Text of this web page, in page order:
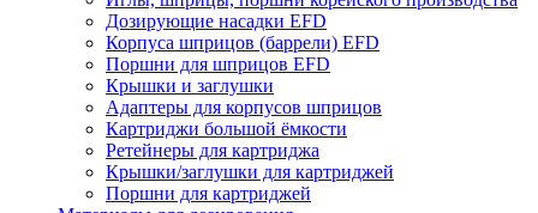
Дозирующие насадки EFD
Корпуса шприцов (баррели) EFD
Поршни для шприцов EFD
Крышки и заглушки
Адаптеры для корпусов шприцов
Картриджи большой ёмкости
Ретейнеры для картриджа
Крышки/заглушки для картриджей
Поршни для картриджей